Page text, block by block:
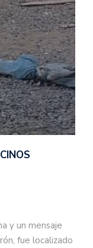
y un mensaje
fue localizado